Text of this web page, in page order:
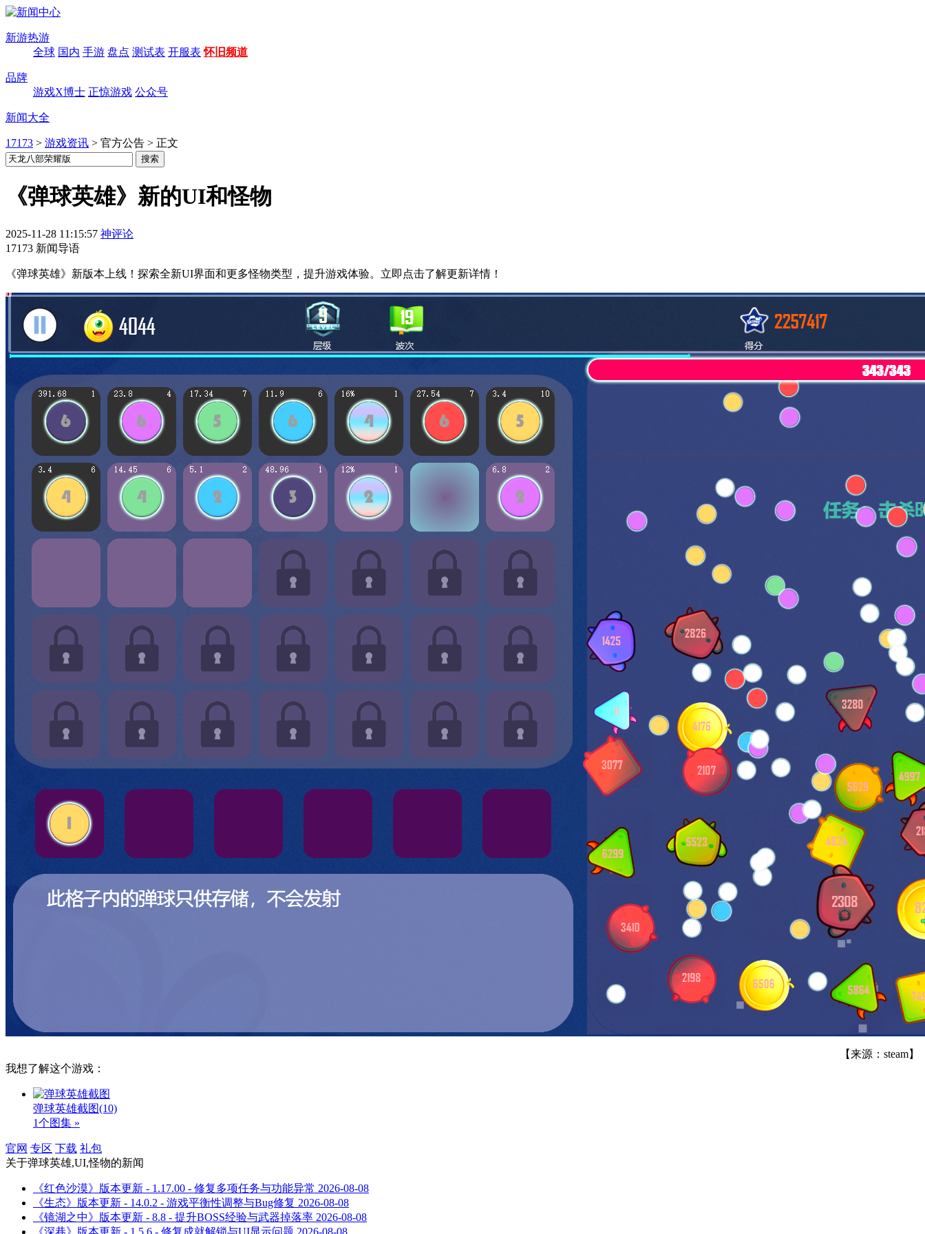
新游热游
全球 国内 手游 盘点 测试表 开服表 怀旧频道
品牌
游戏X博士 正惊游戏 公众号
新闻大全
17173 > 游戏资讯 > 官方公告 > 正文
《弹球英雄》新的UI和怪物
2025-11-28 11:15:57 神评论
17173 新闻导语
《弹球英雄》新版本上线！探索全新UI界面和更多怪物类型，提升游戏体验。立即点击了解更新详情！
【来源：steam】
我想了解这个游戏：
弹球英雄截图(10)
1个图集 »
官网 专区 下载 礼包
关于弹球英雄,UI,怪物的新闻
《红色沙漠》版本更新 - 1.17.00 - 修复多项任务与功能异常 2026-08-08
《生态》版本更新 - 14.0.2 - 游戏平衡性调整与Bug修复 2026-08-08
《镜湖之中》版本更新 - 8.8 - 提升BOSS经验与武器掉落率 2026-08-08
《深巷》版本更新 - 1.5.6 - 修复成就解锁与UI显示问题 2026-08-08